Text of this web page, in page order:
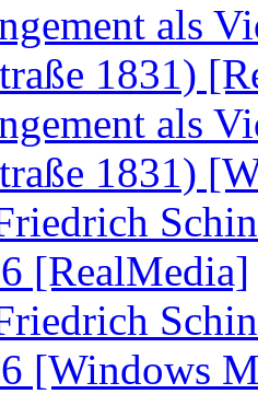
als
1831)
als
1831)
[RealMedia]
[Windows